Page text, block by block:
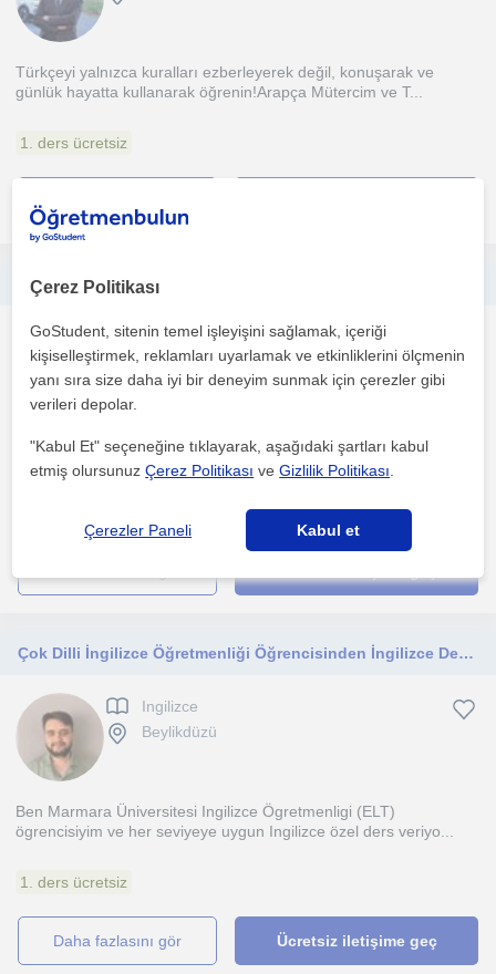
Türkçeyi yalnızca kuralları ezberleyerek değil, konuşarak ve
günlük hayatta kullanarak öğrenin!Arapça Mütercim ve T...
1. ders ücretsiz
Yabancilar için Türkçe
İstanbul
Arapça Mütercim-Tercümanlık mezunuyum ve Türkçe–Arapça
iletişim alanında uzun yıllara dayanan deneyime sahibim. Der...
Çok Dilli İngilizce Öğretmenliği Öğrencisinden İngilizce Dersleri
Ingilizce
Beylikdüzü
Ben Marmara Üniversitesi Ingilizce Ögretmenligi (ELT)
ögrencisiyim ve her seviyeye uygun Ingilizce özel ders veriyo...
1. ders ücretsiz
daha fazlasını gör Ücretsiz iletişime geç
Çerez Politikası
GoStudent, sitenin temel işleyişini sağlamak, içeriği
kişiselleştirmek, reklamları uyarlamak ve etkinliklerini ölçmenin
yanı sıra size daha iyi bir deneyim sunmak için çerezler gibi
verileri depolar.
"Kabul Et" seçeneğine tıklayarak, aşağıdaki şartları kabul
etmiş olursunuzÇerez Politikası veGizlilik Politikası
Çerezler Paneli Kabul et